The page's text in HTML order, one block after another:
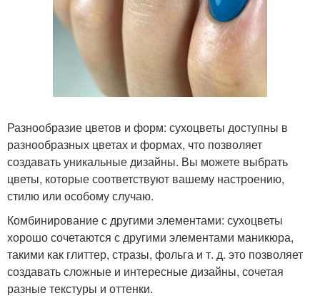
Разнообразие цветов и форм: сухоцветы доступны в
разнообразных цветах и формах, что позволяет
создавать уникальные дизайны. Вы можете выбрать
цветы, которые соответствуют вашему настроению,
стилю или особому случаю.
Комбинирование с другими элементами: сухоцветы
хорошо сочетаются с другими элементами маникюра,
такими как глиттер, стразы, фольга и т. д. это позволяет
создавать сложные и интересные дизайны, сочетая
разные текстуры и оттенки.